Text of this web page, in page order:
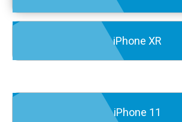
iPhone XR
iPhone 11